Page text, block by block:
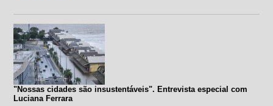
"Nossas cidades são insustentáveis". Entrevista especial com
Luciana Ferrara